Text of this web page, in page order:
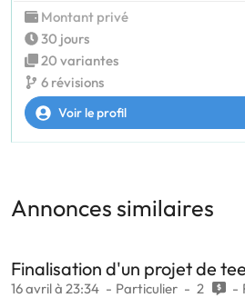
Montant privé
30 jours
20 variantes
6 révisions
Voir le profil
Annonces similaires
Finalisation d'un projet de
16 avril à 23:34 Particulier 2